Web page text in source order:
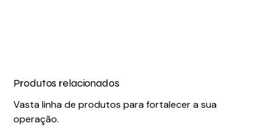
Produtos relacionados
Vasta linha de produtos para fortalecer a sua
operação.